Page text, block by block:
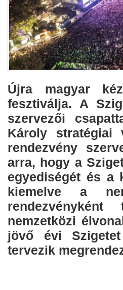
Újra magyar
fesztiválja. A
szervezői
Károly stratégiai
rendezvény
arra, hogy a
egyediségét és a
kiemelve a
nemzetközi
jövő évi
tervezik